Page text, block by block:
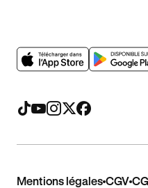
Mentions légales CGV